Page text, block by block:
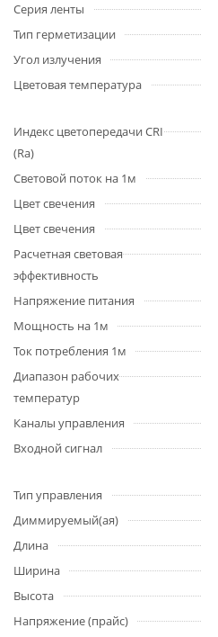
Серия ленты
Тип герметизации
Угол излучения
Цветовая температура
Индекс цветопередачи CRI
(Ra)
Световой поток на 1м
Цвет свечения
Цвет свечения
Расчетная световая
эффективность
Напряжение питания
Мощность на 1м
Ток потребления 1м
Диапазон рабочих
температур
Каналы управления
Входной сигнал
Тип управления
Диммируемый(ая)
Длина
Ширина
Высота
Напряжение (прайс)